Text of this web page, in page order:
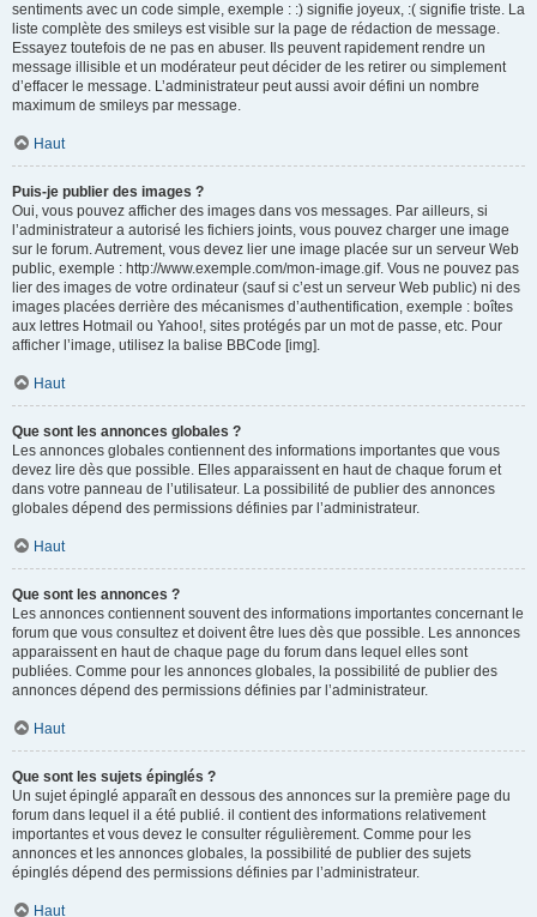
sentiments avec un code simple, exemple : :) signifie joyeux, :( signifie triste. La
liste complète des smileys est visible sur la page de rédaction de message.
Essayez toutefois de ne pas en abuser. Ils peuvent rapidement rendre un
message illisible et un modérateur peut décider de les retirer ou simplement
d’effacer le message. L’administrateur peut aussi avoir défini un nombre
maximum de smileys par message.
Haut
Puis-je publier des images ?
Oui, vous pouvez afficher des images dans vos messages. Par ailleurs, si
l’administrateur a autorisé les fichiers joints, vous pouvez charger une image
sur le forum. Autrement, vous devez lier une image placée sur un serveur Web
public, exemple : http://www.exemple.com/mon-image.gif. Vous ne pouvez pas
lier des images de votre ordinateur (sauf si c’est un serveur Web public) ni des
images placées derrière des mécanismes d’authentification, exemple : boîtes
aux lettres Hotmail ou Yahoo!, sites protégés par un mot de passe, etc. Pour
afficher l’image, utilisez la balise BBCode [img].
Haut
Que sont les annonces globales ?
Les annonces globales contiennent des informations importantes que vous
devez lire dès que possible. Elles apparaissent en haut de chaque forum et
dans votre panneau de l’utilisateur. La possibilité de publier des annonces
globales dépend des permissions définies par l’administrateur.
Haut
Que sont les annonces ?
Les annonces contiennent souvent des informations importantes concernant le
forum que vous consultez et doivent être lues dès que possible. Les annonces
apparaissent en haut de chaque page du forum dans lequel elles sont
publiées. Comme pour les annonces globales, la possibilité de publier des
annonces dépend des permissions définies par l’administrateur.
Haut
Que sont les sujets épinglés ?
Un sujet épinglé apparaît en dessous des annonces sur la première page du
forum dans lequel il a été publié. il contient des informations relativement
importantes et vous devez le consulter régulièrement. Comme pour les
annonces et les annonces globales, la possibilité de publier des sujets
épinglés dépend des permissions définies par l’administrateur.
Haut